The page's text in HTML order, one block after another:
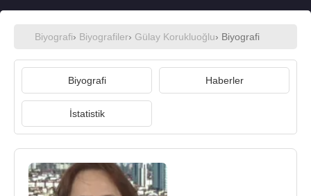
Biyografi› Biyografiler› Gülay Korukluoğlu› Biyografi
Biyografi Haberler
İstatistik